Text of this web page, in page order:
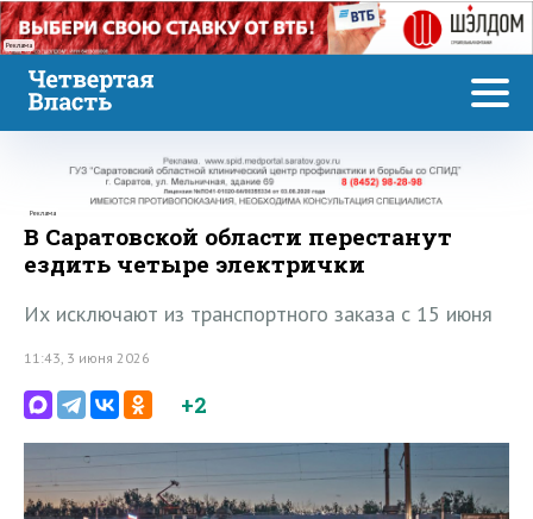
Реклама
Реклама
В Саратовской области перестанут
ездить четыре электрички
Их исключают из транспортного заказа с 15 июня
11:43, 3 июня 2026
+2